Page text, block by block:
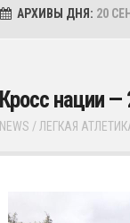
АРХИВЫ ДНЯ: 20
Кросс нации —
NEWS / ЛЕГКАЯ